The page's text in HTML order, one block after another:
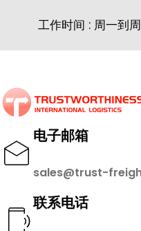
内
工作时间 : 周一到
电子邮箱
sales@trust-
联系电话